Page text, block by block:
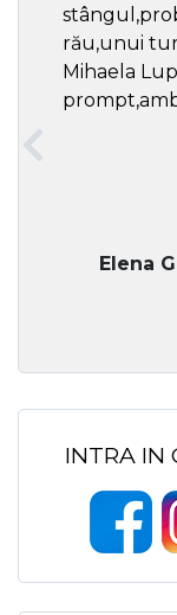
rău,unui
Mihaela
Elena
INTRA IN